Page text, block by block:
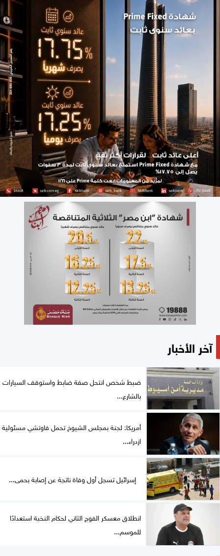
آخر الأخبار
ضبط شخص انتحل صفة ضابط واستوقف السيارات
بالشارع...
أمريكا: لجنة بمجلس الشيوخ تحمل فاوتشي مسئولية
ازدراء...
إسرائيل تسجل أول وفاة ناتجة عن إصابة بحمى...
انطلاق معسكر الفوج الثاني لحكام النخبة استعدادًا
للموسم...